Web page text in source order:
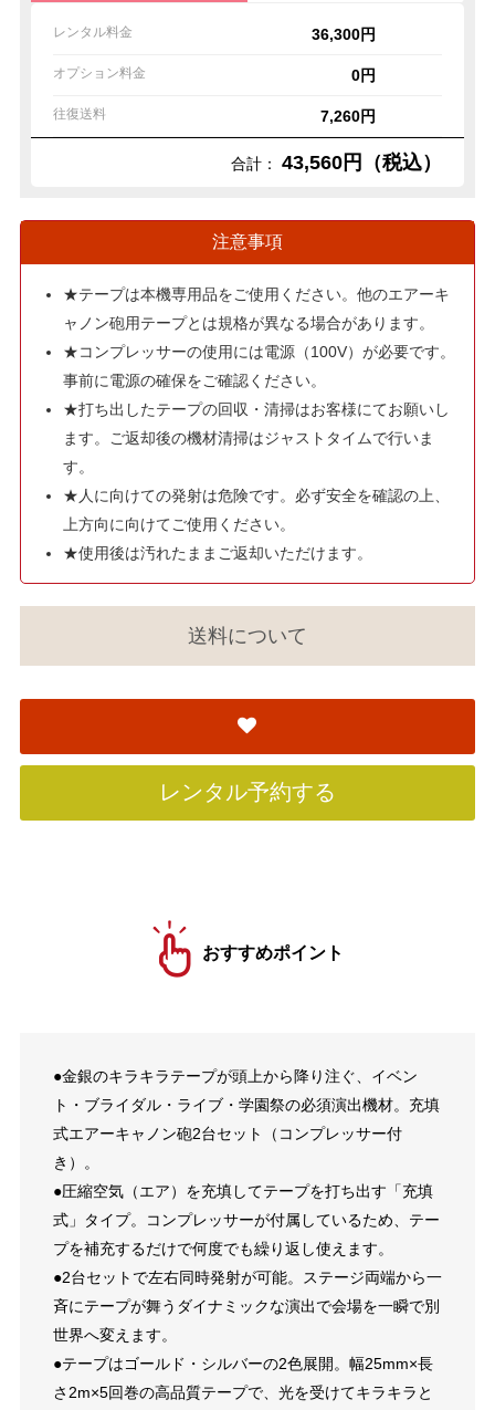
レンタル料金 36,300円
オプション料金 0円
往復送料 7,260円
合計： 43,560円（税込）
注意事項
★テープは本機専用品をご使用ください。他のエアーキ
ャノン砲用テープとは規格が異なる場合があります。
★コンプレッサーの使用には電源（100V）が必要です。
事前に電源の確保をご確認ください。
★打ち出したテープの回収・清掃はお客様にてお願いし
ます。ご返却後の機材清掃はジャストタイムで行いま
す。
★人に向けての発射は危険です。必ず安全を確認の上、
上方向に向けてご使用ください。
★使用後は汚れたままご返却いただけます。
送料について
レンタル予約する
おすすめポイント
●金銀のキラキラテープが頭上から降り注ぐ、イベン
ト・ブライダル・ライブ・学園祭の必須演出機材。充填
式エアーキャノン砲2台セット（コンプレッサー付
き）。
●圧縮空気（エア）を充填してテープを打ち出す「充填
式」タイプ。コンプレッサーが付属しているため、テー
プを補充するだけで何度でも繰り返し使えます。
●2台セットで左右同時発射が可能。ステージ両端から一
斉にテープが舞うダイナミックな演出で会場を一瞬で別
世界へ変えます。
●テープはゴールド・シルバーの2色展開。幅25mm×長
さ2m×5回巻の高品質テープで、光を受けてキラキラと